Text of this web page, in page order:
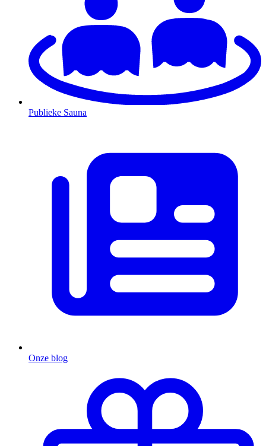
Publieke Sauna
Onze blog